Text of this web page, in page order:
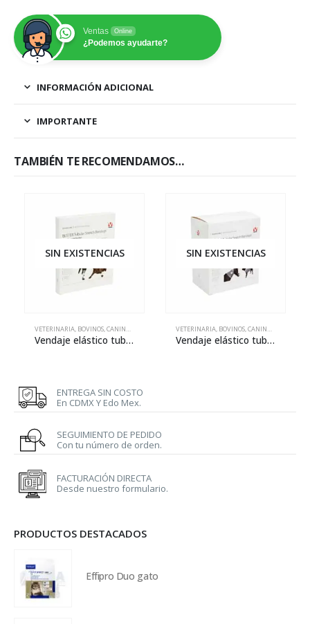
Ventas Online
¿Podemos ayudarte?
INFORMACIÓN ADICIONAL
IMPORTANTE
TAMBIÉN TE RECOMENDAMOS…
SIN EXISTENCIAS
VETERINARIA, BOVINOS,CANINOS FELINOS,OVINOS Y CAPRINOS,PORCINOS
Vendaje elástico tubular BUSTER – 13 mm x 650 mm
SIN EXISTENCIAS
VETERINARIA, BOVINOS,CANINOS
Vendaje elástico tubular BUSTER – 88 mm x 650 mm
ENTREGA SIN COSTO
En CDMX Y Edo Mex.
SEGUIMIENTO DE PEDIDO
Con tu número de orden.
FACTURACIÓN DIRECTA
Desde nuestro formulario.
PRODUCTOS DESTACADOS
Effipro Duo gato